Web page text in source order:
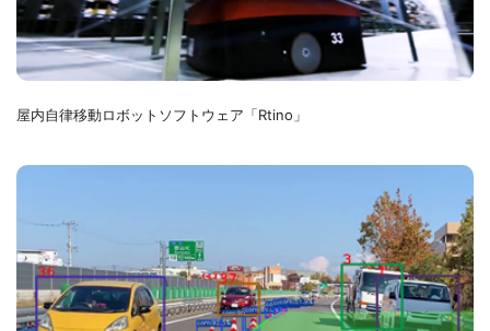
屋内自律移動ロボットソフトウェア「Rtino」